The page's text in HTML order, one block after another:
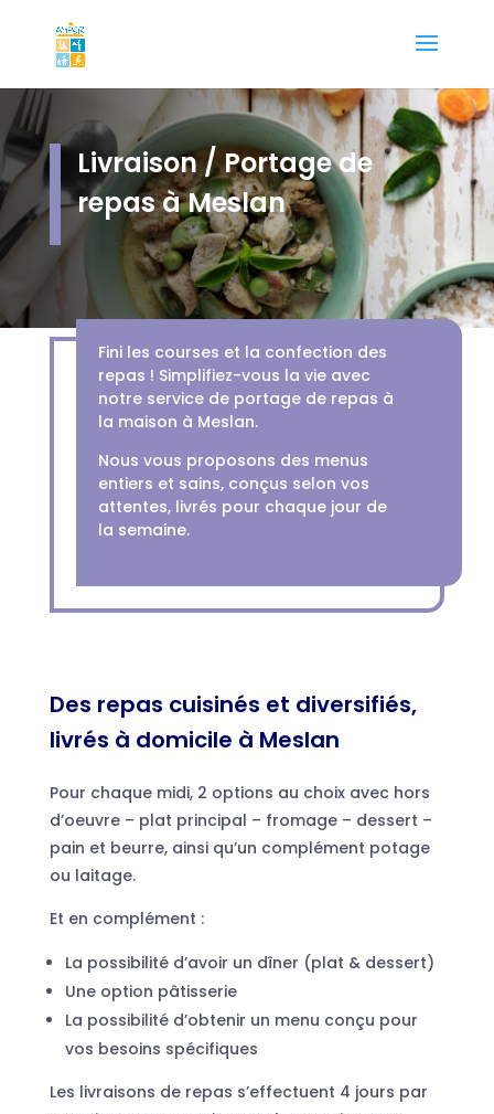
Livraison / Portage de
repas à Meslan
Fini les courses et la confection des
repas ! Simplifiez-vous la vie avec
notre service de portage de repas à
la maison à Meslan.
Nous vous proposons des menus
entiers et sains, conçus selon vos
attentes, livrés pour chaque jour de
la semaine.
Des repas cuisinés et diversifiés,
livrés à domicile à Meslan
Pour chaque midi, 2 options au choix avec hors
d’oeuvre – plat principal – fromage – dessert –
pain et beurre, ainsi qu’un complément potage
ou laitage.
Et en complément :
La possibilité d’avoir un dîner (plat & dessert)
Une option pâtisserie
La possibilité d’obtenir un menu conçu pour
vos besoins spécifiques
Les livraisons de repas s’effectuent 4 jours par